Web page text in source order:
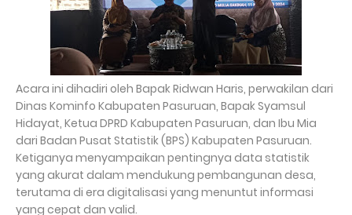
Acara ini dihadiri oleh Bapak Ridwan Haris, perwakilan dari
Dinas Kominfo Kabupaten Pasuruan, Bapak Syamsul
Hidayat, Ketua DPRD Kabupaten Pasuruan, dan Ibu Mia
dari Badan Pusat Statistik (BPS) Kabupaten Pasuruan.
Ketiganya menyampaikan pentingnya data statistik
yang akurat dalam mendukung pembangunan desa,
terutama di era digitalisasi yang menuntut informasi
yang cepat dan valid.